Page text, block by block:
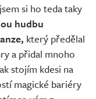
si ho teda taky
hudbu
který předělal
a přidal mnoho
stojím kdesi na
magické bariéry